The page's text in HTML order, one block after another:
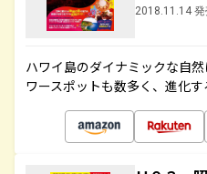
2018.11.14
ハワイ島のダイナミックな自
ワースポットも数多く、進化